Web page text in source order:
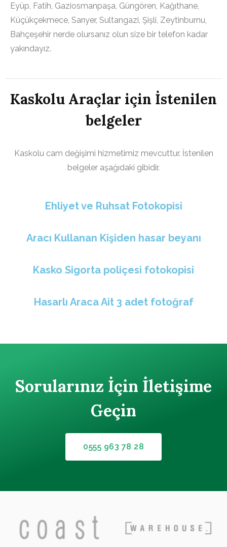
Eyüp, Fatih, Gaziosmanpaşa, Güngören, Kağıthane,
Küçükçekmece, Sarıyer, Sultangazi, Şişli, Zeytinburnu,
Bahçeşehir nerde olursanız olun size bir telefon kadar
yakındayız.
Kaskolu Araçlar için İstenilen
belgeler
Kaskolu cam değişimi hizmetimiz mevcuttur. İstenilen
belgeler aşağıdaki gibidir.
Ehliyet ve Ruhsat Fotokopisi
Aracı Kullanan Kişiden hasar beyanı
Kasko Sigorta poliçesi fotokopisi
Hasarlı Araca Ait 3 adet fotoğraf
Sorularınız İçin İletişime
Geçin
0555 963 78 28